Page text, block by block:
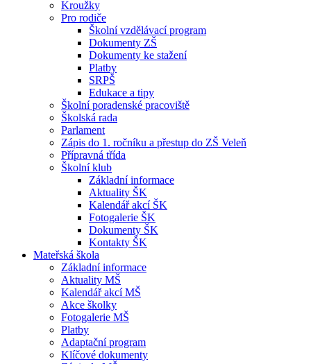
Kroužky
Pro rodiče
Školní vzdělávací program
Dokumenty ZŠ
Dokumenty ke stažení
Platby
SRPŠ
Edukace a tipy
Školní poradenské pracoviště
Školská rada
Parlament
Zápis do 1. ročníku a přestup do ZŠ Veleň
Přípravná třída
Školní klub
Základní informace
Aktuality ŠK
Kalendář akcí ŠK
Fotogalerie ŠK
Dokumenty ŠK
Kontakty ŠK
Mateřská škola
Základní informace
Aktuality MŠ
Kalendář akcí MŠ
Akce školky
Fotogalerie MŠ
Platby
Adaptační program
Klíčové dokumenty